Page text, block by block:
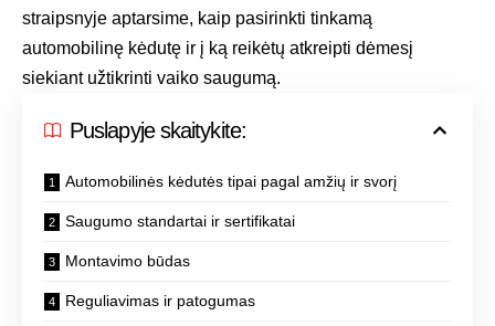
straipsnyje aptarsime, kaip pasirinkti tinkamą
automobilinę kėdutę ir į ką reikėtų atkreipti dėmesį
siekiant užtikrinti vaiko saugumą.
Puslapyje skaitykite:
Automobilinės kėdutės tipai pagal amžių ir svorį
Saugumo standartai ir sertifikatai
Montavimo būdas
Reguliavimas ir patogumas